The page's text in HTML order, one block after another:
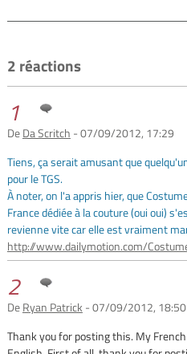
2 réactions
1
DeDa Scritch - 07/09/2012, 17:29
Tiens, ça serait amusant que
pour le TGS.
À noter, on l'a appris hier, que
France dédiée à la couture (oui oui)
revienne vite car elle est vraiment
http://www.dailymotion.com/
2
DeRyan Patrick - 07/09/2012, 18:50
Thank you for posting this. My